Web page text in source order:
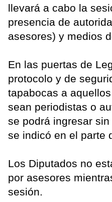
llevará a cabo la
presencia de
asesores) y medios
En las puertas de
protocolo y de
tapabocas a
sean periodistas o
se podrá ingresar
se indicó en el parte
Los Diputados no
por asesores
sesión.